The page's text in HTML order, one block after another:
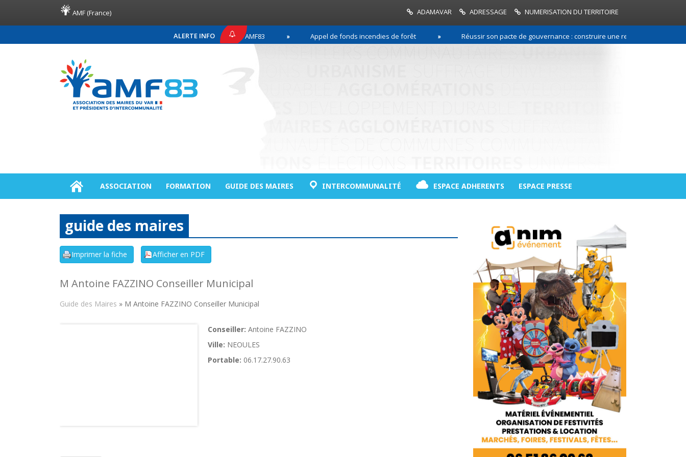
AMF (France) ADAMAVAR ADRESSAGE NUMERISATION DU TERRITOIRE
ALERTE INFO
COMMUNIQUÉ DE PRESSE AMF83 Appel de fonds incendies de forêt Réussir son pacte de gouvernance : construire une relation de confiance entre
ASSOCIATION FORMATION GUIDE DES MAIRES INTERCOMMUNALITÉ ESPACE ADHERENTS ESPACE PRESSE
guide des maires
M Antoine FAZZINO Conseiller Municipal
Guide des Maires » M Antoine FAZZINO Conseiller Municipal
Conseiller: Antoine FAZZINO
Ville: NEOULES
Portable: 06.17.27.90.63